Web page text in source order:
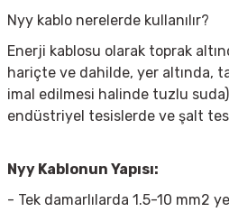
Nyy kablo nerelerde kullanılır?
Enerji kablosu olarak toprak
hariçte ve dahilde, yer altında,
imal edilmesi halinde tuzlu
endüstriyel tesislerde ve şalt
Nyy Kablonun Yapısı:
- Tek damarlılarda 1.5-10 mm2